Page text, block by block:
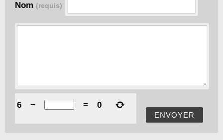
Nom (requis)
ENVOYER
6 − = 0